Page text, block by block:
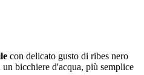
con delicato gusto di ribes nero
bicchiere d'acqua, più semplice